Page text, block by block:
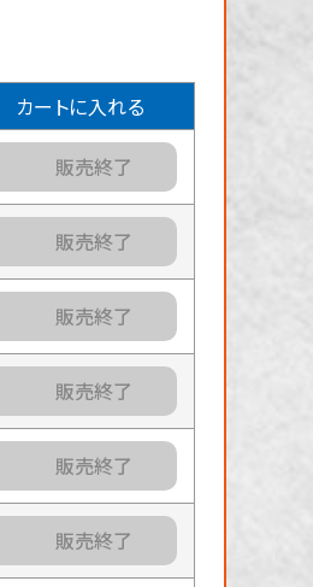
カートに入れる
カートに入れる
カートに入れる
カートに入れる
カートに入れる
カートに入れる
カートに入れる